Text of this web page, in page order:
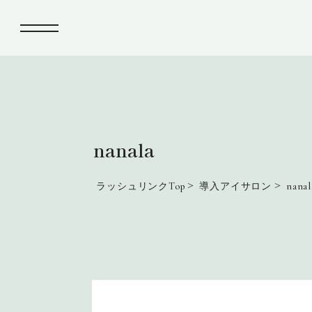
nanala
ラッシュリンクTop > 導入アイサロン >